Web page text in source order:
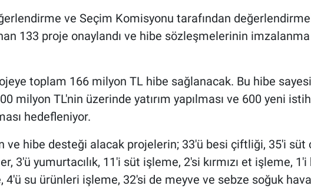
ve Seçim Komisyonu tarafından
133 proje onaylandı ve hibe sözleşmelerinin
toplam 166 milyon TL hibe sağlanacak. Bu hibe
milyon TL'nin üzerinde yatırım yapılması ve 600 yeni
hedefleniyor.
ve hibe desteği alacak projelerin; 33'ü besi çiftliği, 35'i süt
3'ü yumurtacılık, 11'i süt işleme, 2'si kırmızı et işleme, 1'i
4'ü su ürünleri işleme, 32'si de meyve ve sebze soğuk